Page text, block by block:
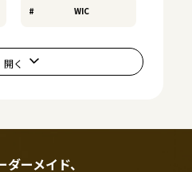
WIC
ーメイド、